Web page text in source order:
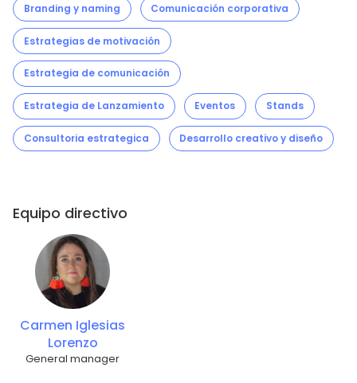
Branding y naming Comunicación corporativa
Estrategias de motivación
Estrategia de comunicación
Estrategia de Lanzamiento Eventos Stands
Consultoria estrategica Desarrollo creativo y diseño
Equipo directivo
Carmen Iglesias
Lorenzo
General manager